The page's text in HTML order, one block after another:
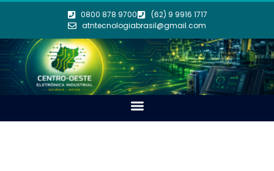
0800 878 9700
(62) 9 9916 1717
atntecnologiabrasil@gmail.com